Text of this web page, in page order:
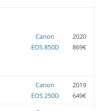
Canon
EOS 850D
2020
869€
Canon
EOS 250D
2019
649€